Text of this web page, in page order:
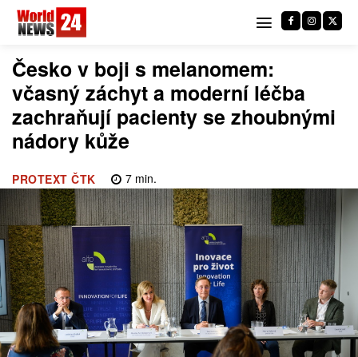
Česko v boji s melanomem:
včasný záchyt a moderní léčba
zachraňují pacienty se zhoubnými
nádory kůže
PROTEXT ČTK 7min.